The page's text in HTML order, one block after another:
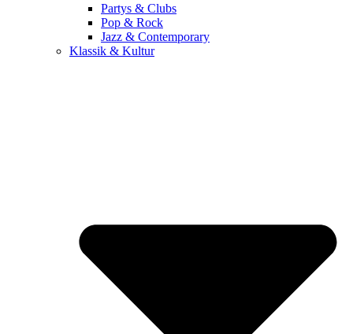
Partys & Clubs
Pop & Rock
Jazz & Contemporary
Klassik & Kultur